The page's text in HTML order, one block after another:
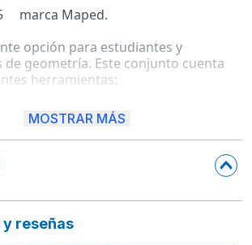
marca Maped.
opción para estudiantes y
de geometría. Este conjunto cuenta
herramientas:
60 grados
de 180 grados
cm
plástico
ser utilizado en el aula o en el hogar
MOSTRAR MÁS
reseñas